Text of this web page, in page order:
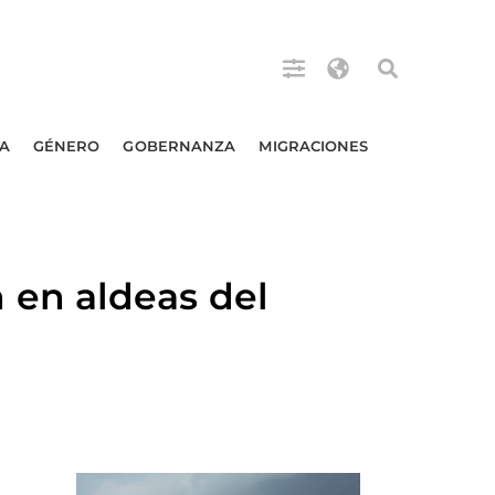
GÉNERO GOBERNANZA MIGRACIONES
en aldeas del